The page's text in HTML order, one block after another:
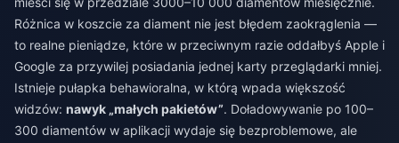
Różnica w koszcie za diament nie jest błędem zaokrąglenia —
to realne pieniądze, które w przeciwnym razie oddałbyś Apple i
Google za przywilej posiadania jednej karty przeglądarki mniej.
Istnieje pułapka behawioralna, w którą wpada większość
widzów: nawyk „małych pakietów”. Doładowywanie po 100–
300 diamentów w aplikacji wydaje się bezproblemowe, ale